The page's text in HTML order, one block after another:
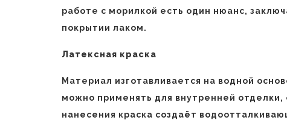
работе с морилкой есть один нюанс,
покрытии лаком.
Латексная краска
Материал изготавливается на водной
можно применять для внутренней отделки,
нанесения краска создаёт